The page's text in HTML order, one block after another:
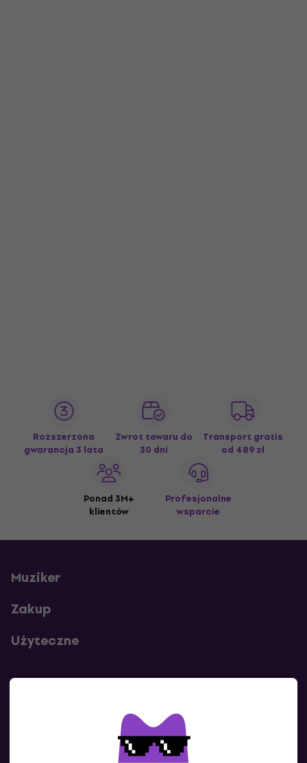
Rozszerzona
gwarancja 3 lata
Zwrot towaru do
30 dni
Transport gratis
od 489 zł
Ponad 3M+
klientów
Profesjonalne
wsparcie
Muziker
Zakup
Użyteczne
Skontaktuj się z nami